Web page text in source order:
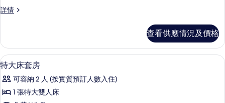
政
房
的
相
片
詳情
行
詳
情
查看供應情況及價格
載
入
所
有
高級寢具、Select Comfort 床墊、房
10
特大床套房
可容納 2 人 (按實質預訂人數入住)
1 張特大雙人床